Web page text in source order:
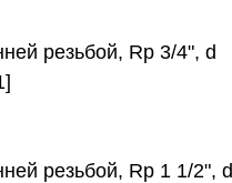
резьбой, Rp 3/4", d
резьбой, Rp 1 1/2", d